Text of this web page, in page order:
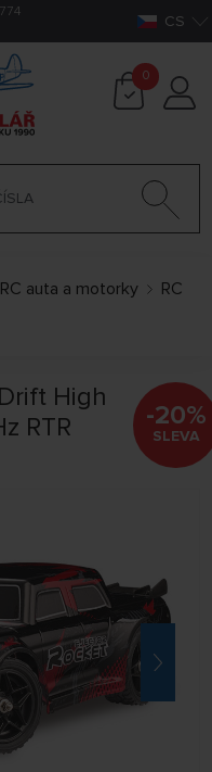
774
CS
0
RC auta a motorky
RC
High
RTR
-20%
SLEVA